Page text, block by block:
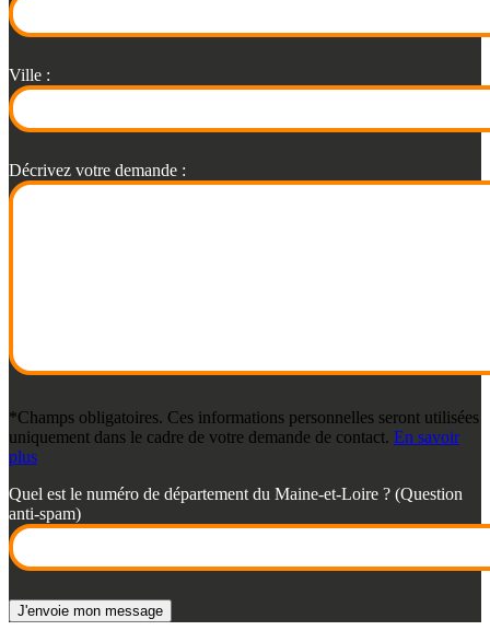
Ville :
Décrivez votre demande :
*Champs obligatoires. Ces informations personnelles seront utilisées
uniquement dans le cadre de votre demande de contact. En savoir
plus
Quel est le numéro de département du Maine-et-Loire ? (Question
anti-spam)